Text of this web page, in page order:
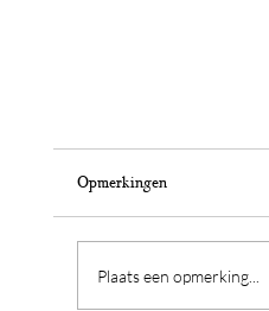
Opmerkingen
Plaats een opmerking...